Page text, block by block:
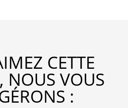
CETTE
NOUS VOUS
: